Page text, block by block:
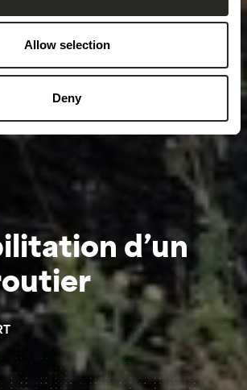
Allow selection
Deny
d’un